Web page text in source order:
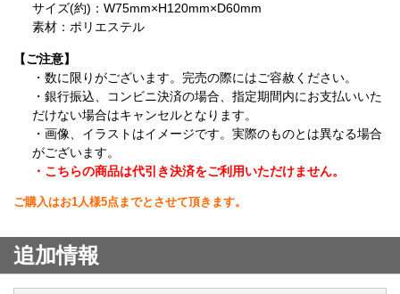
サイズ(約)：W75mm×H120mm×D60mm
素材：ポリエステル
【ご注意】
・数に限りがございます。完売の際にはご容赦ください。
・銀行振込、コンビニ決済の場合、指定期間内にお支払いいた
だけない場合はキャンセルとなります。
・画像、イラストはイメージです。実際のものとは異なる場合
がございます。
・こちらの商品は代引き決済をご利用いただけません。
ご購入はお1人様5点までとさせて頂きます。
追加情報